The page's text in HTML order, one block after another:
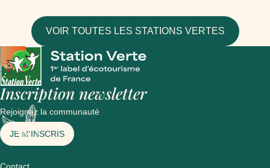
VOIR TOUTES LES STATIONS VERTES
Inscription newsletter
Rejoignez la communauté
JE M'INSCRIS